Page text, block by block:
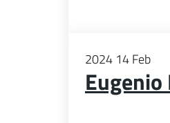
2024 14Feb